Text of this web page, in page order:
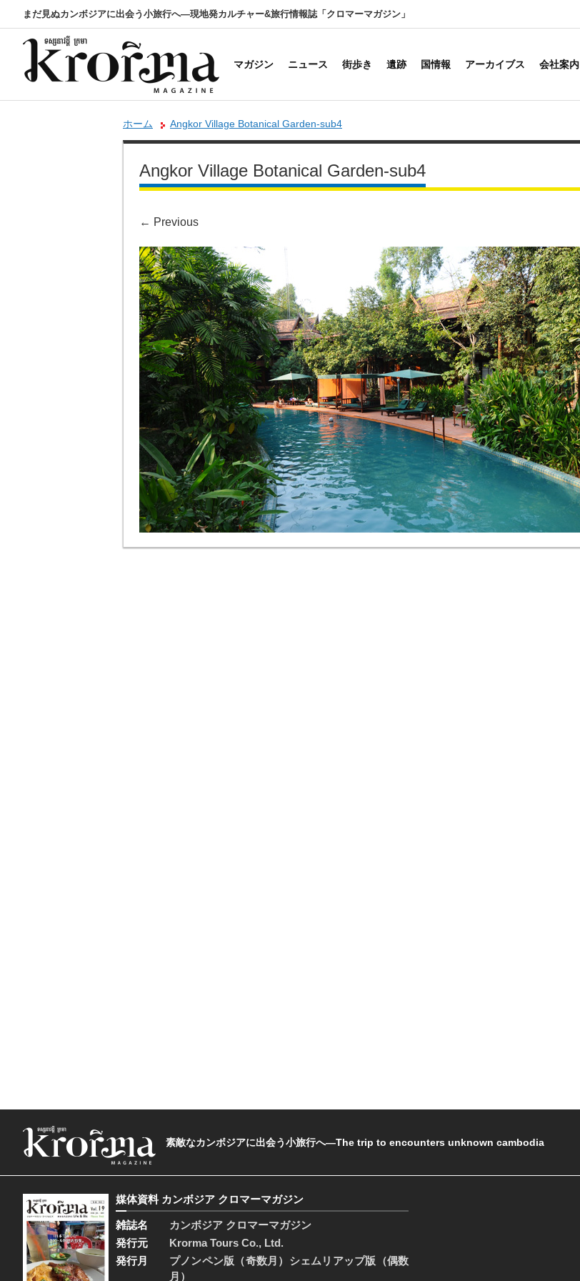
まだ見ぬカンボジアに出会う小旅行へ―現地発カルチャー&旅行情報誌「クロマーマガジン」
マガジン ニュース 街歩き 遺跡 国情報 アーカイブス 会社案内
ホーム Angkor Village Botanical Garden-sub4
Angkor Village Botanical Garden-sub4
← Previous
素敵なカンボジアに出会う小旅行へ―The trip to encounters unknown cambodia
媒体資料 カンボジア クロマーマガジン
雑誌名
カンボジア クロマーマガジン
発行元
Krorma Tours Co., Ltd.
発行月
プノンペン版（奇数月）シェムリアップ版（偶数
月）